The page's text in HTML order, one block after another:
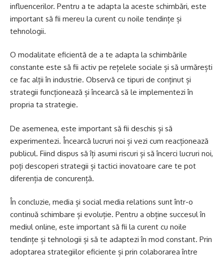
influencerilor. Pentru a te adapta la aceste schimbări, este
important să fii mereu la curent cu noile tendințe și
tehnologii.
O modalitate eficientă de a te adapta la schimbările
constante este să fii activ pe rețelele sociale și să urmărești
ce fac alții în industrie. Observă ce tipuri de conținut și
strategii funcționează și încearcă să le implementezi în
propria ta strategie.
De asemenea, este important să fii deschis și să
experimentezi. Încearcă lucruri noi și vezi cum reacționează
publicul. Fiind dispus să îți asumi riscuri și să încerci lucruri noi,
poți descoperi strategii și tactici inovatoare care te pot
diferenția de concurență.
În concluzie, media și social media relations sunt într-o
continuă schimbare și evoluție. Pentru a obține succesul în
mediul online, este important să fii la curent cu noile
tendințe și tehnologii și să te adaptezi în mod constant. Prin
adoptarea strategiilor eficiente și prin colaborarea între